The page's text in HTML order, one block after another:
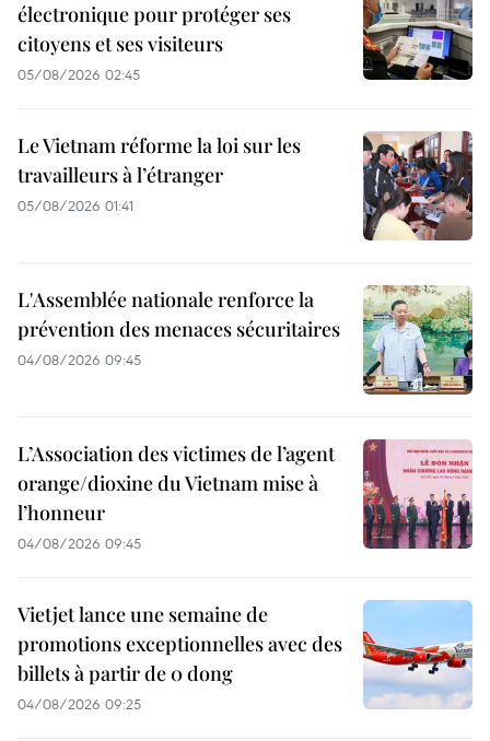
électronique pour protéger ses
citoyens et ses visiteurs
05/08/2026 02:45
Le Vietnam réforme la loi sur les
travailleurs à l’étranger
05/08/2026 01:41
L'Assemblée nationale renforce la
prévention des menaces sécuritaires
04/08/2026 09:45
L’Association des victimes de l’agent
orange/dioxine du Vietnam mise à
l’honneur
04/08/2026 09:45
Vietjet lance une semaine de
promotions exceptionnelles avec des
billets à partir de 0 dong
04/08/2026 09:25